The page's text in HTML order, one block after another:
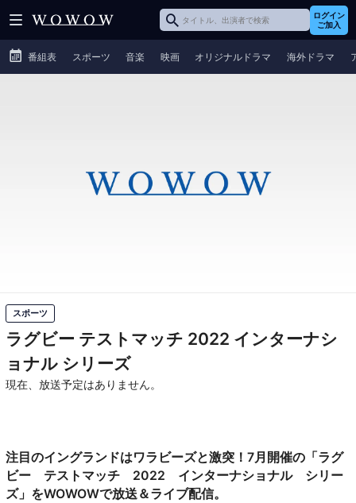
ログイン
ご加入
番組表 スポーツ 音楽 映画 オリジナルドラマ 海外ドラマ
スポーツ
ラグビー テストマッチ 2022 インターナシ
ョナル シリーズ
現在、放送予定はありません。
注目のイングランドはワラビーズと激突！7月開催の「ラグ
ビー テストマッチ 2022 インターナショナル シリー
ズ」をWOWOWで放送＆ライブ配信。